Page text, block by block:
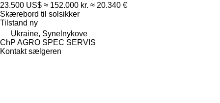
23.500 US$ ≈ 152.000 kr. ≈ 20.340 €
Skærebord til solsikker
Tilstand ny
Ukraine, Synelnykove
ChP AGRO SPEC SERVIS
Kontakt sælgeren